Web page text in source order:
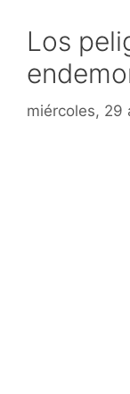
Los
miércoles, 29